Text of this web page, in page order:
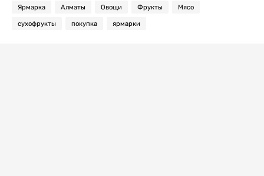
Ярмарка Алматы Овощи Фрукты Мясо
сухофрукты покупка ярмарки